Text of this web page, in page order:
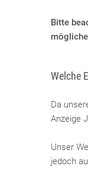
Bitte
Welche
Da
Anzeige
Unser
jedoch